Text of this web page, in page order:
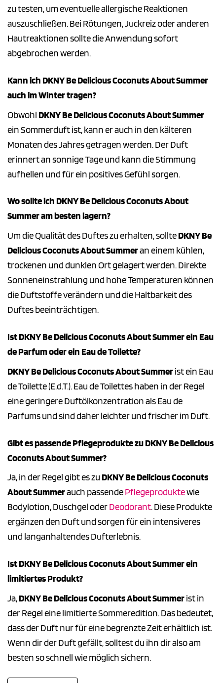
zu testen, um eventuelle allergische Reaktionen
auszuschließen. Bei Rötungen, Juckreiz oder anderen
Hautreaktionen sollte die Anwendung sofort
abgebrochen werden.
Kann ich DKNY Be Delicious Coconuts About Summer
auch im Winter tragen?
ObwohlDKNY Be Delicious Coconuts About Summer
ein Sommerduft ist, kann er auch in den kälteren
Monaten des Jahres getragen werden. Der Duft
erinnert an sonnige Tage und kann die Stimmung
aufhellen und für ein positives Gefühl sorgen.
Wo sollte ich DKNY Be Delicious Coconuts About
Summer am besten lagern?
Um die Qualität des Duftes zu erhalten, sollteDKNY Be
Delicious Coconuts About Summeran einem kühlen,
trockenen und dunklen Ort gelagert werden. Direkte
Sonneneinstrahlung und hohe Temperaturen können
die Duftstoffe verändern und die Haltbarkeit des
Duftes beeinträchtigen.
Ist DKNY Be Delicious Coconuts About Summer ein Eau
de Parfum oder ein Eau de Toilette?
DKNY Be Delicious Coconuts About Summerist ein Eau
de Toilette (E.d.T.). Eau de Toilettes haben in der Regel
eine geringere Duftölkonzentration als Eau de
Parfums und sind daher leichter und frischer im Duft.
Gibt es passende Pflegeprodukte zu DKNY Be Delicious
Coconuts About Summer?
Ja, in der Regel gibt es zuDKNY Be Delicious Coconuts
About Summerauch passendePflegeproduktewie
Bodylotion, Duschgel oderDeodorant. Diese Produkte
ergänzen den Duft und sorgen für ein intensiveres
und langanhaltendes Dufterlebnis.
Ist DKNY Be Delicious Coconuts About Summer ein
limitiertes Produkt?
Ja,DKNY Be Delicious Coconuts About Summerist in
der Regel eine limitierte Sommeredition. Das bedeutet,
dass der Duft nur für eine begrenzte Zeit erhältlich ist.
Wenn dir der Duft gefällt, solltest du ihn dir also am
besten so schnell wie möglich sichern.